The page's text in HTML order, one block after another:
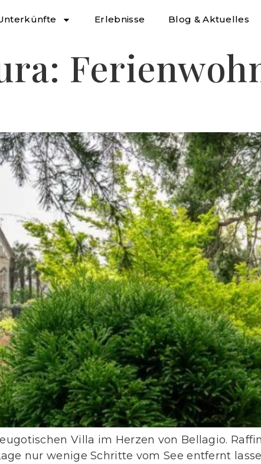
Erlebnisse Blog & Aktuelles
Villa im Herzen von Bellagio.
nur wenige Schritte vom See entfernt